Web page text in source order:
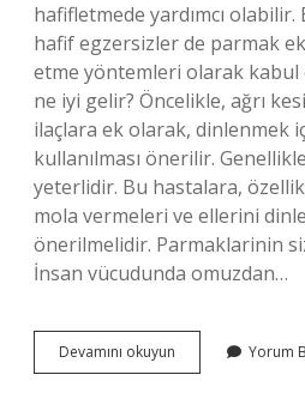
hafifletmede yardımcı
hafif egzersizler de parmak
etme yöntemleri olarak kabul
ne iyi gelir? Öncelikle, ağrı
ilaçlara ek olarak, dinlenmek
kullanılması önerilir.
yeterlidir. Bu hastalara,
mola vermeleri ve ellerini
önerilmelidir. Parmaklarinin
İnsan vücudunda omuzdan…
Devamını okuyun
Sızlamasına
Yorum